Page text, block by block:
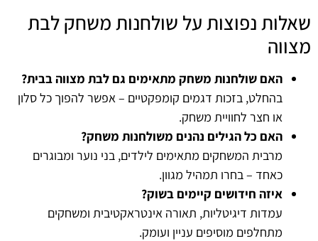
שאלות נפוצות על שולחנות משחק לבת
מצווה
האם שולחנות משחק מתאימים גם לבת מצווה בבית?
בהחלט, בזכות דגמים קומפקטיים – אפשר להפוך כל סלון
או חצר לחוויית משחק.
האם כל הגילים נהנים משולחנות משחק?
מרבית המשחקים מתאימים לילדים, בני נוער ומבוגרים
כאחד – בחרו תמהיל מגוון.
איזה חידושים קיימים בשוק?
עמדות דיגיטליות, תאורה אינטראקטיבית ומשחקים
מתחלפים מוסיפים עניין ועומק.